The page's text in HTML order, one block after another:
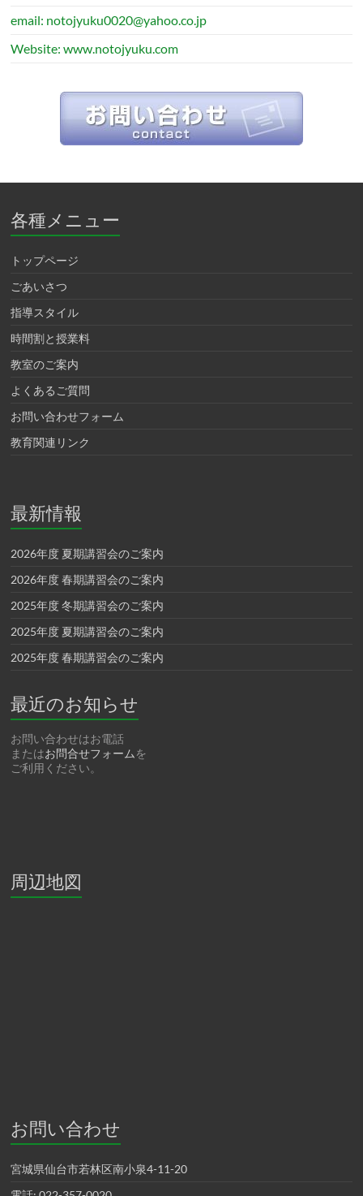
email: notojyuku0020@yahoo.co.jp
Website: www.notojyuku.com
各種メニュー
トップページ
ごあいさつ
指導スタイル
時間割と授業料
教室のご案内
よくあるご質問
お問い合わせフォーム
教育関連リンク
最新情報
2026年度 夏期講習会のご案内
2026年度 春期講習会のご案内
2025年度 冬期講習会のご案内
2025年度 夏期講習会のご案内
2025年度 春期講習会のご案内
最近のお知らせ
お問い合わせはお電話
またはお問合せフォーム を
ご利用ください。
周辺地図
お問い合わせ
宮城県仙台市若林区南小泉4-11-20